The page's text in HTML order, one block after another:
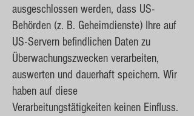
ausgeschlossen werden, dass US-
Behörden (z. B. Geheimdienste) Ihre auf
US-Servern befindlichen Daten zu
Überwachungszwecken verarbeiten,
auswerten und dauerhaft speichern. Wir
haben auf diese
Verarbeitungstätigkeiten keinen Einfluss.